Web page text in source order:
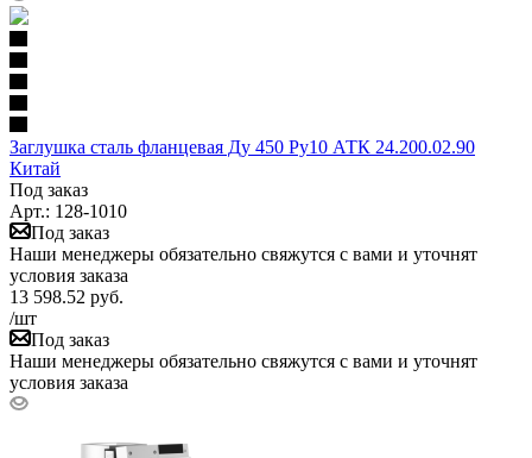
Заглушка сталь фланцевая Ду 450 Ру10 АТК 24.200.02.90
Китай
Под заказ
Арт.: 128-1010
Под заказ
Наши менеджеры обязательно свяжутся с вами и уточнят
условия заказа
13 598.52 руб.
/шт
Под заказ
Наши менеджеры обязательно свяжутся с вами и уточнят
условия заказа